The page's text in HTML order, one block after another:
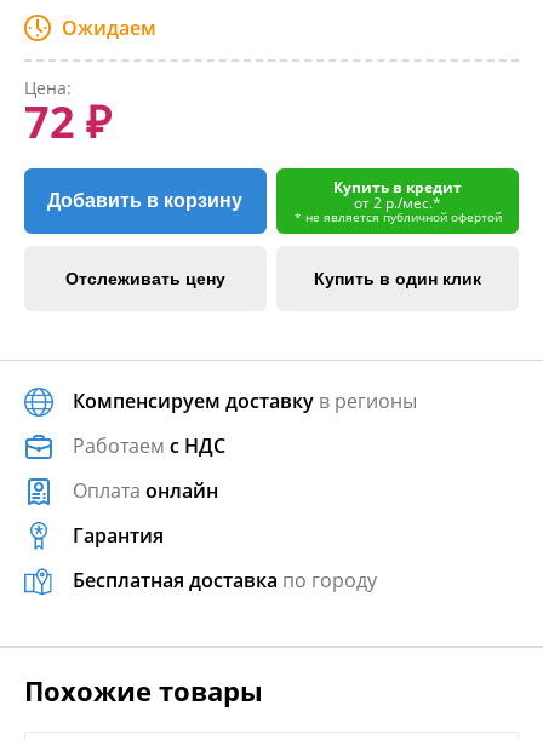
Ожидаем
Цена:
72 ₽
Добавить в корзину
Купить в кредит
от 2 р./мес.*
* не является публичной офертой
Отслеживать цену Купить в один клик
Компенсируем доставку в регионы
Работаем с НДС
Оплата онлайн
Гарантия
Бесплатная доставка по городу
Похожие товары